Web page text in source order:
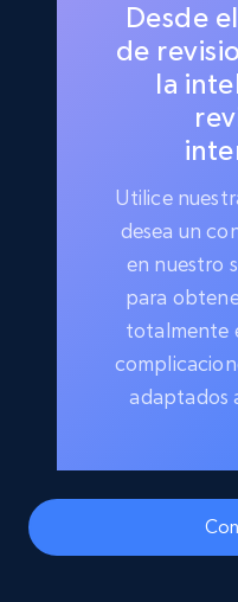
Desde
de
la
Utilice
desea un
en nuestro
para
totalmente
adaptados